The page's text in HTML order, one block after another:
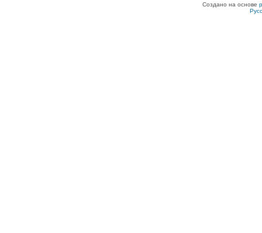
Создано на основе